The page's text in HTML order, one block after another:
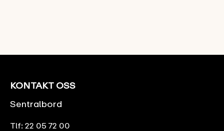
KONTAKT OSS
Sentralbord
Tlf: 22 05 72 00